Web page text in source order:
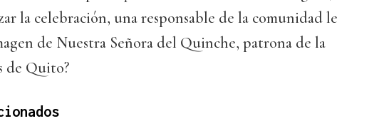
la celebración, una responsable de la comunidad le
de Nuestra Señora del Quinche, patrona de la
de Quito?